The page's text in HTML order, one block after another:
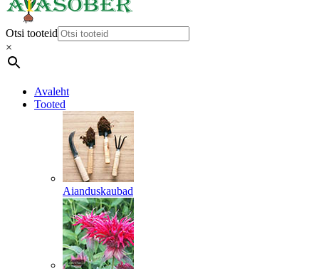
Otsi tooteid
×
Avaleht
Tooted
Aianduskaubad